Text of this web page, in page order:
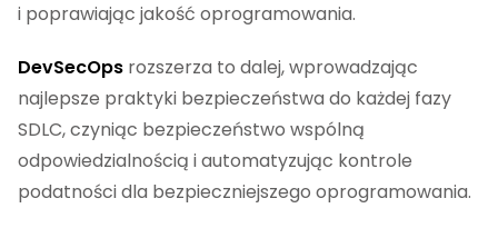
i poprawiając jakość oprogramowania.
DevSecOps rozszerza to dalej, wprowadzając
najlepsze praktyki bezpieczeństwa do każdej fazy
SDLC, czyniąc bezpieczeństwo wspólną
odpowiedzialnością i automatyzując kontrole
podatności dla bezpieczniejszego oprogramowania.